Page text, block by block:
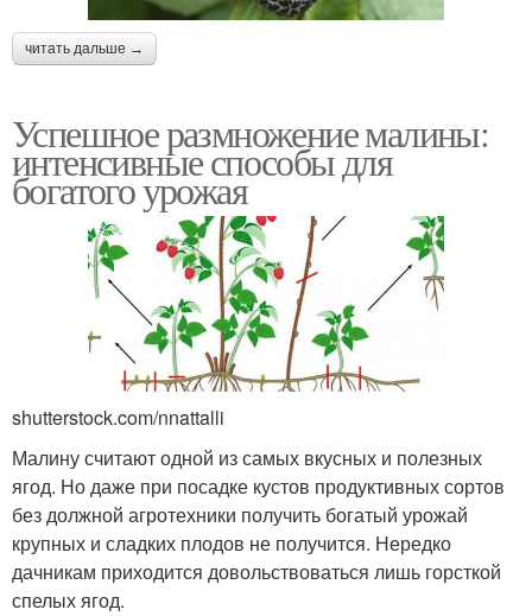
читать дальше →
Успешное размножение малины:
интенсивные способы для
богатого урожая
shutterstock.com/nnattalli
Малину считают одной из самых вкусных и полезных
ягод. Но даже при посадке кустов продуктивных сортов
без должной агротехники получить богатый урожай
крупных и сладких плодов не получится. Нередко
дачникам приходится довольствоваться лишь горсткой
спелых ягод.